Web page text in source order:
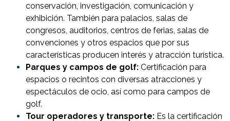
conservación, investigación, comunicación y
exhibición. También para palacios, salas de
congresos, auditorios, centros de ferias, salas de
convenciones y otros espacios que por sus
características producen interés y atracción turística.
Parques y campos de golf: Certificación para
espacios o recintos con diversas atracciones y
espectáculos de ocio, así como para campos de
golf.
Tour operadores y transporte: Es la certificación